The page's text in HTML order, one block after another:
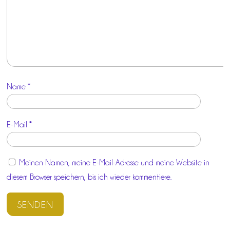
Name*
E-Mail*
Meinen Namen, meine E-Mail-Adresse und meine Website in
diesem Browser speichern, bis ich wieder kommentiere.